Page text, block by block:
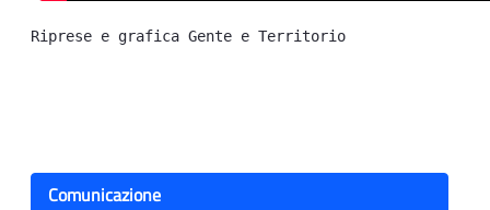
Riprese e grafica Gente e Territorio
Comunicazione